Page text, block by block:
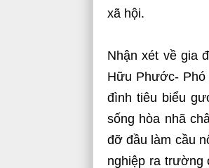
xã hội.
Nhận xét về gia
Hữu Phước- Phó
đình tiêu biểu
sống hòa nhã
đỡ đầu làm cầu
nghiệp ra trường